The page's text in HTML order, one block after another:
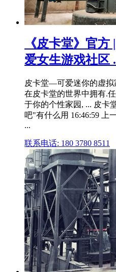
《皮卡堂》官
爱女生游戏社区
皮卡堂—可爱迷你的虚拟
在皮卡堂的世界中拥有.
于你的个性家园, ... 皮卡
吧"有什么用 16:46:59 上
...
联系电话: 180 3780 8511